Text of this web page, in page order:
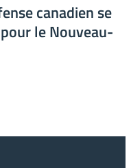
canadien se
le Nouveau-